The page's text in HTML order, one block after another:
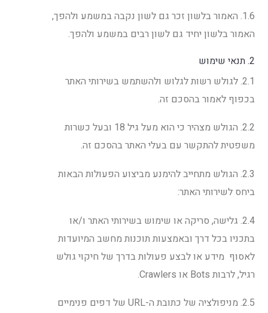
1.6. האמור בלשון זכר גם לשון נקבה במשמע ולהפך,
האמור בלשון יחיד גם לשון רבים במשמע ולהפך.
2. תנאי שימוש
2.1. לגולש רשות לגלוש ולהשתמש בשירותי האתר
בכפוף לאמור בהסכם זה.
2.2. הגולש מצהיר כי הוא מעל גיל 18 ובעל כשרות
משפטית להתקשר עם בעלי האתר בהסכם זה.
2.3. הגולש מתחייב להימנע מביצוע הפעולות הבאות
ביחס לשירותי האתר:
2.4. גלישה, סריקה או שימוש בשירותי האתר ו/או
בתכניו בכל דרך ובאמצעות תוכנות מחשב המיועדות
לאסוף מידע או לבצע פעולות בדרך של חיקוי גולש
רגיל, לרבות Bots או Crawlers.
2.5. מניפולציה של כתובת ה-URL של דפים פנימיים